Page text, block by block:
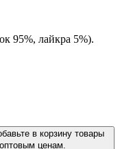
95%, лайкра 5%).